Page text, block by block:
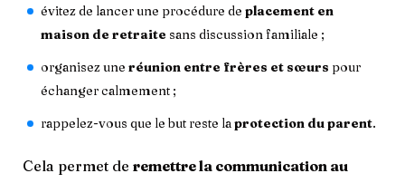
évitez de lancer une procédure de placement en
maison de retraite sans discussion familiale ;
organisez une réunion entre frères et sœurs pour
échanger calmement ;
rappelez-vous que le but reste laprotection du parent.
Cela permet de remettre la communication au